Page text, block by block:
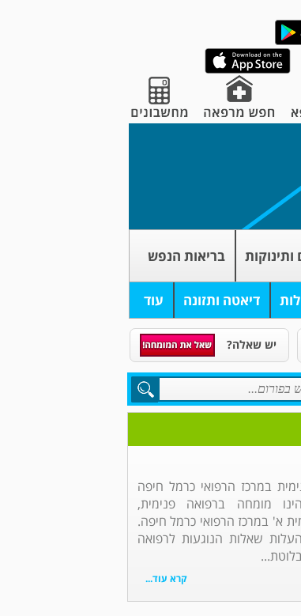
ותינוקות בריאות הנפש
דיאטה ותזונה עוד
יש שאלה?
במרכז הרפואי כרמל חיפה
מומחה ברפואה פנימית,
א' במרכז הרפואי כרמל חיפה.
שאלות הנוגעות לרפואה
קרא עוד...